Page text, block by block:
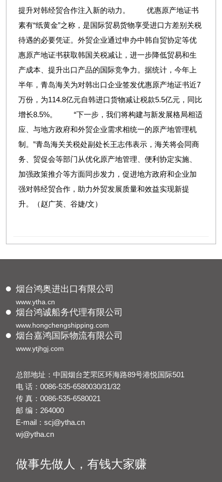
提升对韩经贸合作注入新的动力。 优惠原产地证书
素有“纸黄金”之称，是国际贸易货物享受进口方差别关税
待遇的必要凭证。外贸企业通过申办中韩自贸协定等优
惠原产地证书获取韩国关税减让，进一步降低贸易和生
产成本、提升出口产品的国际竞争力。据统计，今年上
半年，青岛海关为对韩出口企业签发优惠原产地证书近7
万份，为114.8亿元自韩进口货物减让税款5.5亿元，同比
增长8.5%。 “下一步，我们将构建与新发展格局相适
应、与地方政府和外贸企业需求相统一的原产地管理机
制。”青岛海关关税处副处长王志伟表示，海关将会同商
务、贸促会等部门从优化原产地管理、便利协定实施、
加强政策推介等方面同步发力，促进地方政府和企业加
强对韩经贸合作，助力外贸发展质量和效益实现新提
升。（赵广英、谷婕/文）
烟台鸿奥进出口有限公司
www.ytha.cn
烟台鸿诚船务代理有限公司
www.hongchengshipping.com
烟台嘉鸿国际物流有限公司
www.ytjhgj.com
总部地址：中国烟台芝罘区环海路89号港悦国际501
电 话：0086-535-6580030/31/32
传 真：0086-535-6580021
邮 编：264000
E-mail：scj@ytha.cn
wj@ytha.cn
做事先做人，有钱大家赚